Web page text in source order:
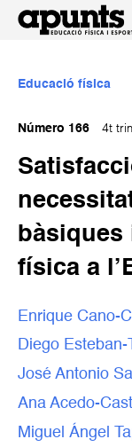
Educació física
Número 166 4t
física a
Enrique Cano-
Diego Esteban-
José Antonio
Ana Acedo-
Miguel Ángel